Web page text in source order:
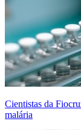
Cientistas da
malária